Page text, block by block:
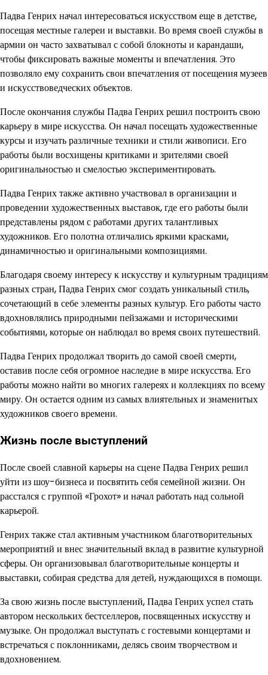
Падва Генрих начал интересоваться искусством еще в детстве,
посещая местные галереи и выставки. Во время своей службы в
армии он часто захватывал с собой блокноты и карандаши,
чтобы фиксировать важные моменты и впечатления. Это
позволяло ему сохранить свои впечатления от посещения музеев
и искусствоведческих объектов.
После окончания службы Падва Генрих решил построить свою
карьеру в мире искусства. Он начал посещать художественные
курсы и изучать различные техники и стили живописи. Его
работы были восхищены критиками и зрителями своей
оригинальностью и смелостью экспериментировать.
Падва Генрих также активно участвовал в организации и
проведении художественных выставок, где его работы были
представлены рядом с работами других талантливых
художников. Его полотна отличались яркими красками,
динамичностью и оригинальными композициями.
Благодаря своему интересу к искусству и культурным традициям
разных стран, Падва Генрих смог создать уникальный стиль,
сочетающий в себе элементы разных культур. Его работы часто
вдохновлялись природными пейзажами и историческими
событиями, которые он наблюдал во время своих путешествий.
Падва Генрих продолжал творить до самой своей смерти,
оставив после себя огромное наследие в мире искусства. Его
работы можно найти во многих галереях и коллекциях по всему
миру. Он остается одним из самых влиятельных и знаменитых
художников своего времени.
Жизнь после выступлений
После своей славной карьеры на сцене Падва Генрих решил
уйти из шоу-бизнеса и посвятить себя семейной жизни. Он
расстался с группой «Грохот» и начал работать над сольной
карьерой.
Генрих также стал активным участником благотворительных
мероприятий и внес значительный вклад в развитие культурной
сферы. Он организовывал благотворительные концерты и
выставки, собирая средства для детей, нуждающихся в помощи.
За свою жизнь после выступлений, Падва Генрих успел стать
автором нескольких бестселлеров, посвященных искусству и
музыке. Он продолжал выступать с гостевыми концертами и
встречаться с поклонниками, делясь своим творчеством и
вдохновением.